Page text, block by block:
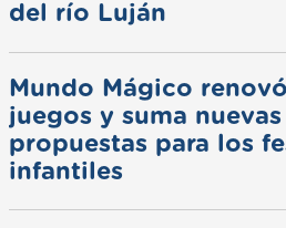
del río Luján
Mundo Mágico
juegos y suma nuevas
propuestas para los
infantiles